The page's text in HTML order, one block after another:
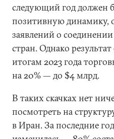
следующий год должен
позитивную динамику,
заявлений о
стран. Однако
итогам 2023 года
на 20% — до $4 млрд.
В таких скачках нет
посмотреть на
в Иран. За последние